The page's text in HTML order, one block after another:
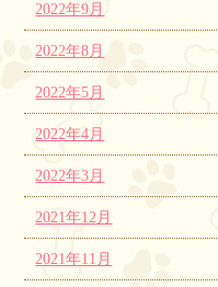
2022年9月
2022年8月
2022年5月
2022年4月
2022年3月
2021年12月
2021年11月